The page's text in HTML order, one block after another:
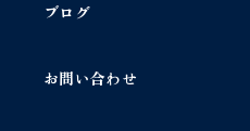
ブログ
お問い合わせ